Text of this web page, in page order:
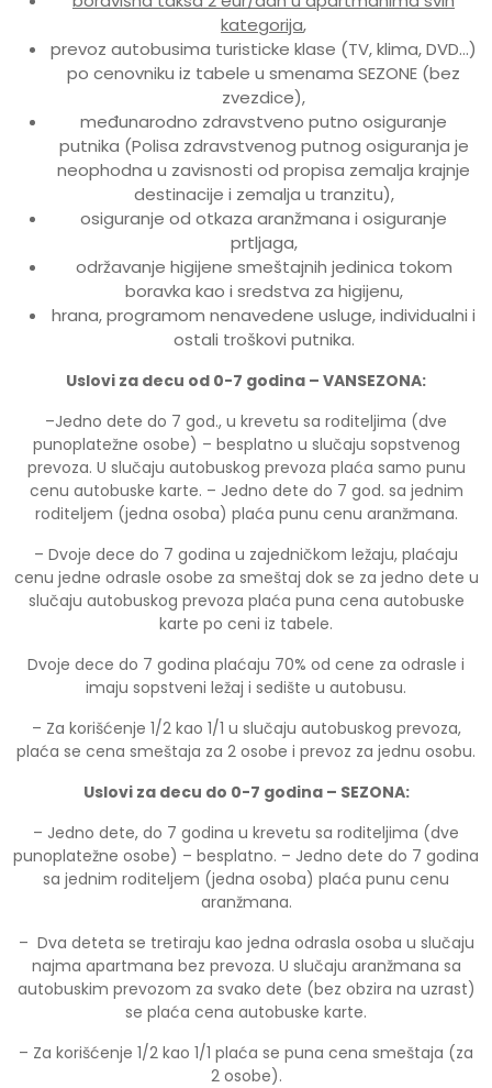
kategorija,
prevoz autobusima turisticke klase (TV, klima, DVD…)
po cenovniku iz tabele u smenama SEZONE (bez
zvezdice),
međunarodno zdravstveno putno osiguranje
putnika (Polisa zdravstvenog putnog osiguranja je
neophodna u zavisnosti od propisa zemalja krajnje
destinacije i zemalja u tranzitu),
osiguranje od otkaza aranžmana i osiguranje
prtljaga,
održavanje higijene smeštajnih jedinica tokom
boravka kao i sredstva za higijenu,
hrana, programom nenavedene usluge, individualni i
ostali troškovi putnika.
Uslovi za decu od 0-7 godina – VANSEZONA:
–Jedno dete do 7 god., u krevetu sa roditeljima (dve
punoplatežne osobe) – besplatno u slučaju sopstvenog
prevoza. U slučaju autobuskog prevoza plaća samo punu
cenu autobuske karte. – Jedno dete do 7 god. sa jednim
roditeljem (jedna osoba) plaća punu cenu aranžmana.
– Dvoje dece do 7 godina u zajedničkom ležaju, plaćaju
cenu jedne odrasle osobe za smeštaj dok se za jedno dete u
slučaju autobuskog prevoza plaća puna cena autobuske
karte po ceni iz tabele.
Dvoje dece do 7 godina plaćaju 70% od cene za odrasle i
imaju sopstveni ležaj i sedište u autobusu.
– Za korišćenje 1/2 kao 1/1 u slučaju autobuskog prevoza,
plaća se cena smeštaja za 2 osobe i prevoz za jednu osobu.
Uslovi za decu do 0-7 godina – SEZONA:
– Jedno dete, do 7 godina u krevetu sa roditeljima (dve
punoplatežne osobe) – besplatno. – Jedno dete do 7 godina
sa jednim roditeljem (jedna osoba) plaća punu cenu
aranžmana.
– Dva deteta se tretiraju kao jedna odrasla osoba u slučaju
najma apartmana bez prevoza. U slučaju aranžmana sa
autobuskim prevozom za svako dete (bez obzira na uzrast)
se plaća cena autobuske karte.
– Za korišćenje 1/2 kao 1/1 plaća se puna cena smeštaja (za
2 osobe).